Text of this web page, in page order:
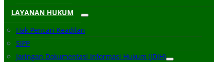
LAYANAN HUKUM
Hak Pencari Keadilan
SIPP
Jaringan Dokumentasi Informasi Hukum (JDIH)